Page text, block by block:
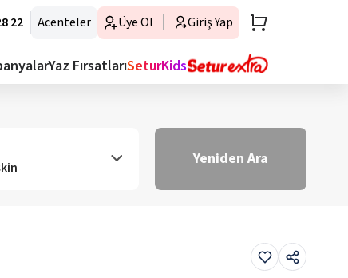
22 Acenteler Üye Ol Giriş Yap
Yaz FırsatlarıSeturKids
Yeniden Ara